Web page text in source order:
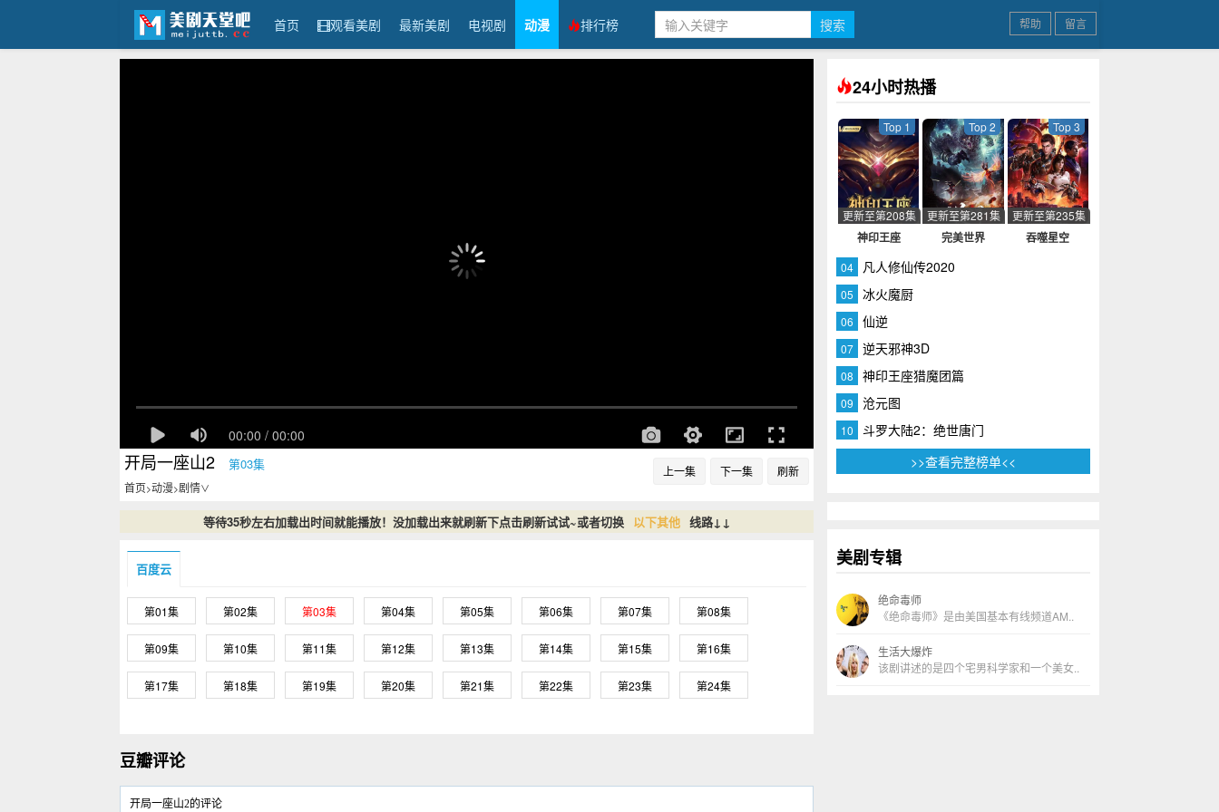
首页 观看美剧 最新美剧 电视剧 动漫 排行榜 帮助 留言
上一集 下一集 刷新
开局一座山2 第03集
首页>动漫>剧情∨
等待35秒左右加载出时间就能播放！没加载出来就刷新下点击刷新试试~或者切换 以下其他 线路↓↓
百度云
第01集 第02集 第03集 第04集 第05集 第06集 第07集 第08集
第09集 第10集 第11集 第12集 第13集 第14集 第15集 第16集
第17集 第18集 第19集 第20集 第21集 第22集 第23集 第24集
豆瓣评论
开局一座山2的评论
24小时热播
神印王座
Top 1
更新至第208集
完美世界
Top 2
更新至第281集
吞噬星空
Top 3
更新至第235集
04 凡人修仙传2020
05 冰火魔厨
06 仙逆
07 逆天邪神3D
08 神印王座猎魔团篇
09 沧元图
10
斗罗大陆2：绝世唐门
>>查看完整榜单<<
美剧专辑
绝命毒师
《绝命毒师》是由美国基本有线频道AM..
生活大爆炸
该剧讲述的是四个宅男科学家和一个美女..